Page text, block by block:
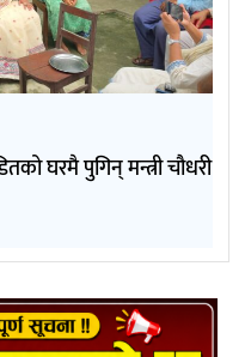
घरमै पुगिन् मन्त्री चौधरी